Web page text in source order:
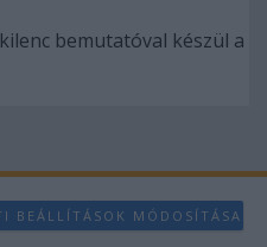
bemutatóval készül a
BEÁLLÍTÁSOK MÓDOSÍTÁSA